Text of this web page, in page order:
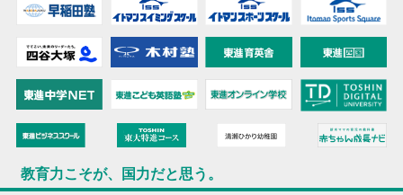
教育力こそが、国力だと思う。